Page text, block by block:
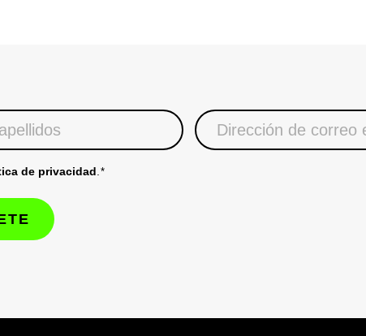
de privacidad *